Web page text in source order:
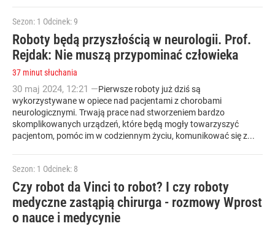
Sezon: 1 Odcinek: 9
Roboty będą przyszłością w neurologii. Prof.
Rejdak: Nie muszą przypominać człowieka
37 minut słuchania
30 maj 2024, 12:21 —Pierwsze roboty już dziś są
wykorzystywane w opiece nad pacjentami z chorobami
neurologicznymi. Trwają prace nad stworzeniem bardzo
skomplikowanych urządzeń, które będą mogły towarzyszyć
pacjentom, pomóc im w codziennym życiu, komunikować się z...
Sezon: 1 Odcinek: 8
Czy robot da Vinci to robot? I czy roboty
medyczne zastąpią chirurga - rozmowy Wprost
o nauce i medycynie